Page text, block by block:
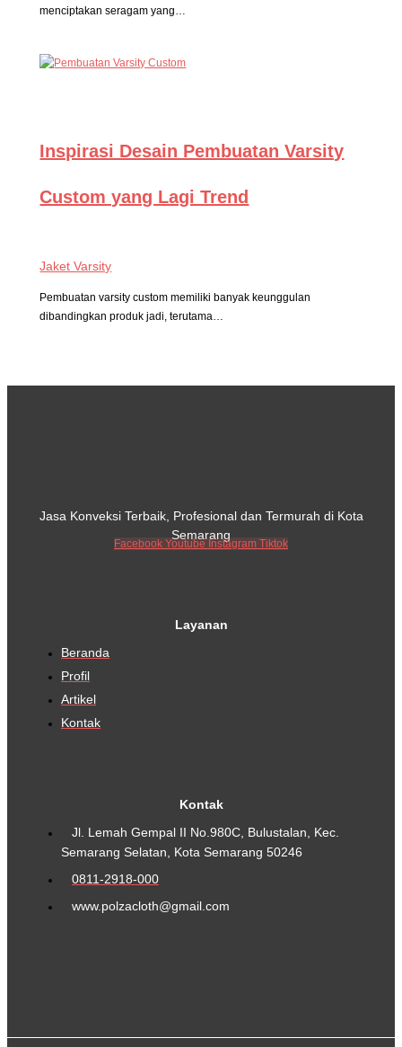
menciptakan seragam yang…
Inspirasi Desain Pembuatan Varsity
Custom yang Lagi Trend
Jaket Varsity
Pembuatan varsity custom memiliki banyak keunggulan
dibandingkan produk jadi, terutama…
Jasa Konveksi Terbaik, Profesional dan Termurah di Kota
Semarang
Facebook Youtube Instagram Tiktok
Layanan
Beranda
Profil
Artikel
Kontak
Kontak
Jl. Lemah Gempal II No.980C, Bulustalan, Kec.
Semarang Selatan, Kota Semarang 50246
0811-2918-000
www.polzacloth@gmail.com